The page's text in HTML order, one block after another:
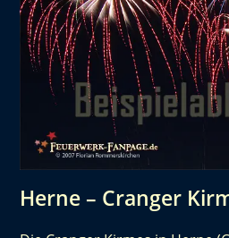
Herne – Cranger